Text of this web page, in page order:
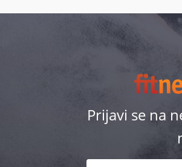
Prijavi se na